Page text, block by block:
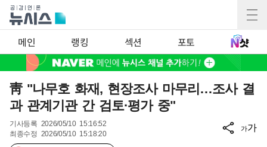
메인 랭킹 섹션 포토
靑 "나무호 화재, 현장조사 마무리…조사 결
과 관계기관 간 검토·평가 중"
기사등록 2026/05/10 15:16:52
최종수정 2026/05/10 15:18:20
가가